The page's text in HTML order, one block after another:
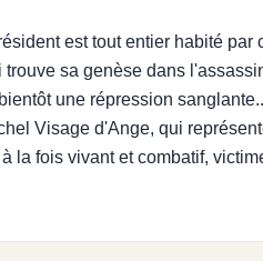
est tout entier habité par
sa genèse dans
une répression
Visage d'Ange, qui
la fois vivant et combatif,